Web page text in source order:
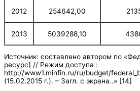
2012 254642,00
2013 5039288,10
Источник: составлено автором по
ресурс] // Режим доступа :
http://www1.minfin.ru/ru/budget/
(15.02.2015 г.). – Загл. с экрана..» [14]